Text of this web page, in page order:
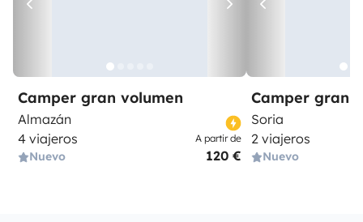
Camper gran volumen
Almazán
4 viajeros
Nuevo
A partir de
120 €
Camper gran
Soria
2 viajeros
Nuevo